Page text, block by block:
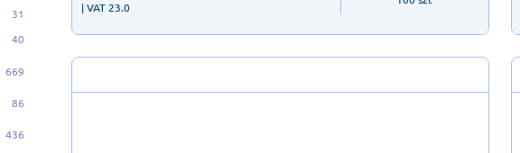
31
40
669
86
436
| VAT 23.0